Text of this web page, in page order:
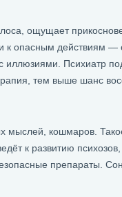
ощущает
к опасным действиям
Психиатр
тем выше шанс
мыслей, кошмаров.
к развитию
препараты.